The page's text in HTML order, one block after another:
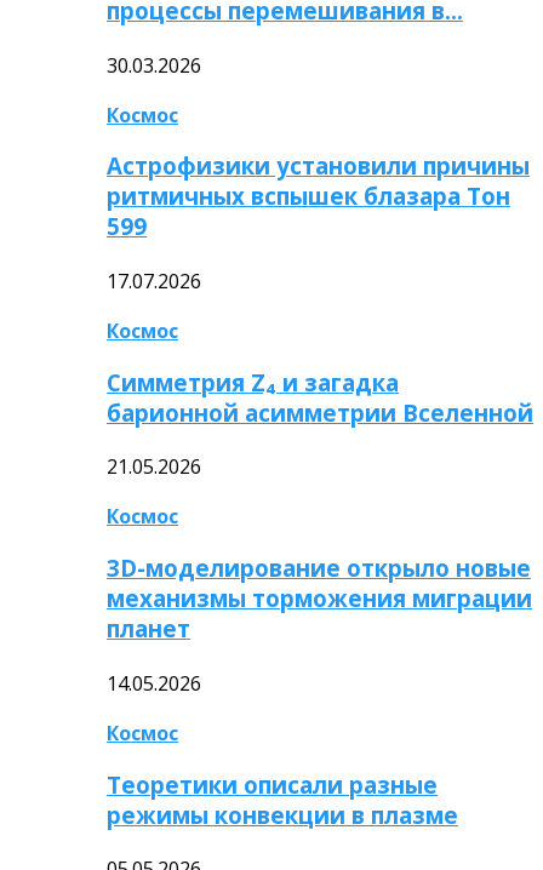
процессы перемешивания в…
30.03.2026
Космос
Астрофизики установили причины
ритмичных вспышек блазара Тон
599
17.07.2026
Космос
Симметрия Z₄ и загадка
барионной асимметрии Вселенной
21.05.2026
Космос
3D-моделирование открыло новые
механизмы торможения миграции
планет
14.05.2026
Космос
Теоретики описали разные
режимы конвекции в плазме